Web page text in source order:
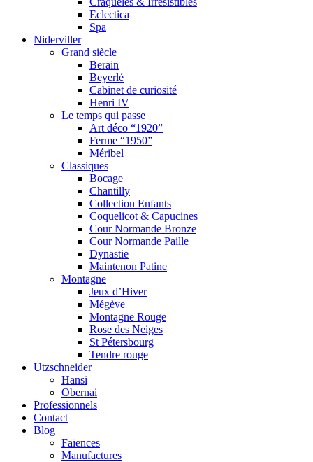
Eclectica
Spa
Niderviller
Grand siècle
Berain
Beyerlé
Cabinet de curiosité
Henri IV
Le temps qui passe
Art déco “1920”
Ferme “1950”
Méribel
Classiques
Bocage
Chantilly
Collection Enfants
Coquelicot & Capucines
Cour Normande Bronze
Cour Normande Paille
Dynastie
Maintenon Patine
Montagne
Jeux d’Hiver
Mégève
Montagne Rouge
Rose des Neiges
St Pétersbourg
Tendre rouge
Utzschneider
Hansi
Obernai
Professionnels
Contact
Blog
Faïences
Manufactures